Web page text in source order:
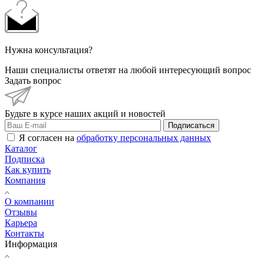
Нужна консультация?
Наши специалисты ответят на любой интересующий вопрос
Задать вопрос
Будьте в курсе наших акций и новостей
Подписаться
Я согласен на обработку персональных данных
Каталог
Подписка
Как купить
Компания
О компании
Отзывы
Карьера
Контакты
Информация